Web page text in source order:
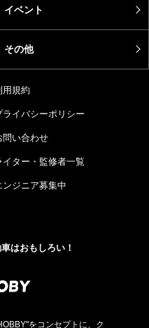
イベント
その他
用規約
ライバシーポリシー
問い合わせ
イター・監修者一覧
ンジニア募集中
はおもしろい！
をコンセプトに、ク